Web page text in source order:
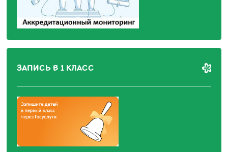
ЗАПИСЬ В 1 КЛАСС